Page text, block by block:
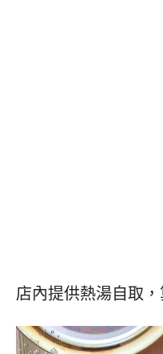
店內提供熱湯自取